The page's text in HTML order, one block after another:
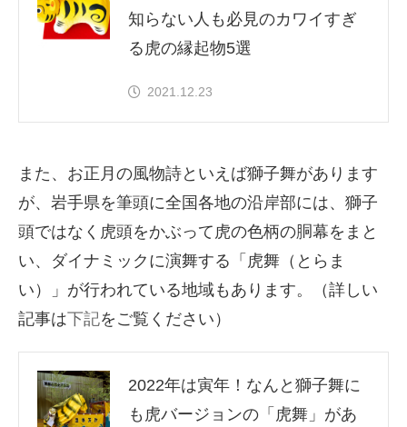
知らない人も必見のカワイすぎ
る虎の縁起物5選
2021.12.23
また、お正月の風物詩といえば獅子舞があります
が、岩手県を筆頭に全国各地の沿岸部には、獅子
頭ではなく虎頭をかぶって虎の色柄の胴幕をまと
い、ダイナミックに演舞する「虎舞（とらま
い）」が行われている地域もあります。（詳しい
記事は下記をご覧ください）
2022年は寅年！なんと獅子舞に
も虎バージョンの「虎舞」があ